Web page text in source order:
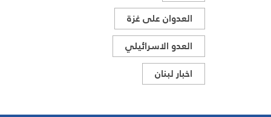
العدوان على غزة
العدو الاسرائيلي
اخبار لبنان